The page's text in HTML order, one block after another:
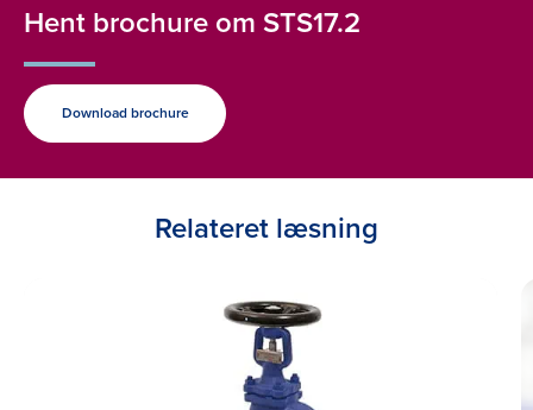
Hent brochure om STS17.2
Download brochure
Relateret læsning